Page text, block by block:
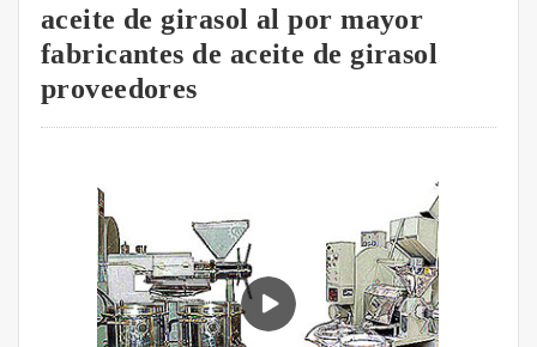
aceite de girasol al por mayor
fabricantes de aceite de girasol
proveedores